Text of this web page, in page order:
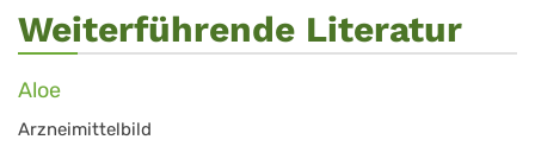
Weiterführende Literatur
Aloe
Arzneimittelbild